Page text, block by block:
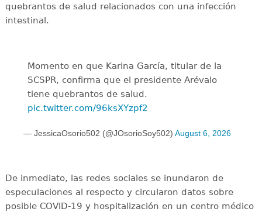
quebrantos de salud relacionados con una infección
intestinal.
Momento en que Karina García, titular de la
SCSPR, confirma que el presidente Arévalo
tiene quebrantos de salud.
pic.twitter.com/96ksXYzpf2
— JessicaOsorio502 (@JOsorioSoy502) August 6, 2026
De inmediato, las redes sociales se inundaron de
especulaciones al respecto y circularon datos sobre
posible COVID-19 y hospitalización en un centro médico